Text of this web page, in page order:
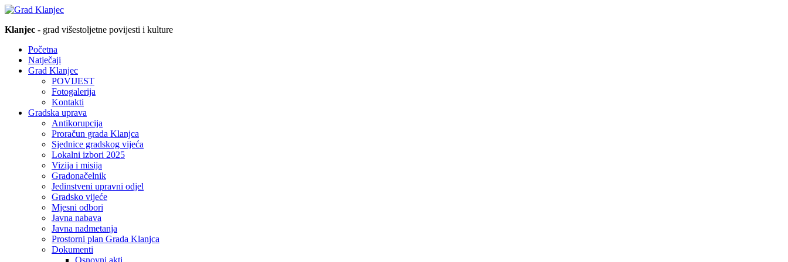
Klanjec - grad višestoljetne povijesti i kulture
Početna
Natječaji
Grad Klanjec
POVIJEST
Fotogalerija
Kontakti
Gradska uprava
Antikorupcija
Proračun grada Klanjca
Sjednice gradskog vijeća
Lokalni izbori 2025
Vizija i misija
Gradonačelnik
Jedinstveni upravni odjel
Gradsko vijeće
Mjesni odbori
Javna nabava
Javna nadmetanja
Prostorni plan Grada Klanjca
Dokumenti
Osnovni akti